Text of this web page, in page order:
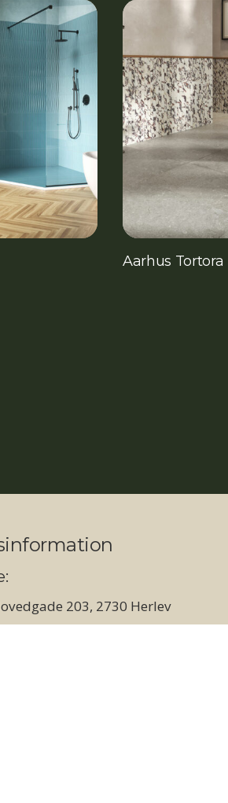
Aarhus Tortora
203, 2730 Herlev